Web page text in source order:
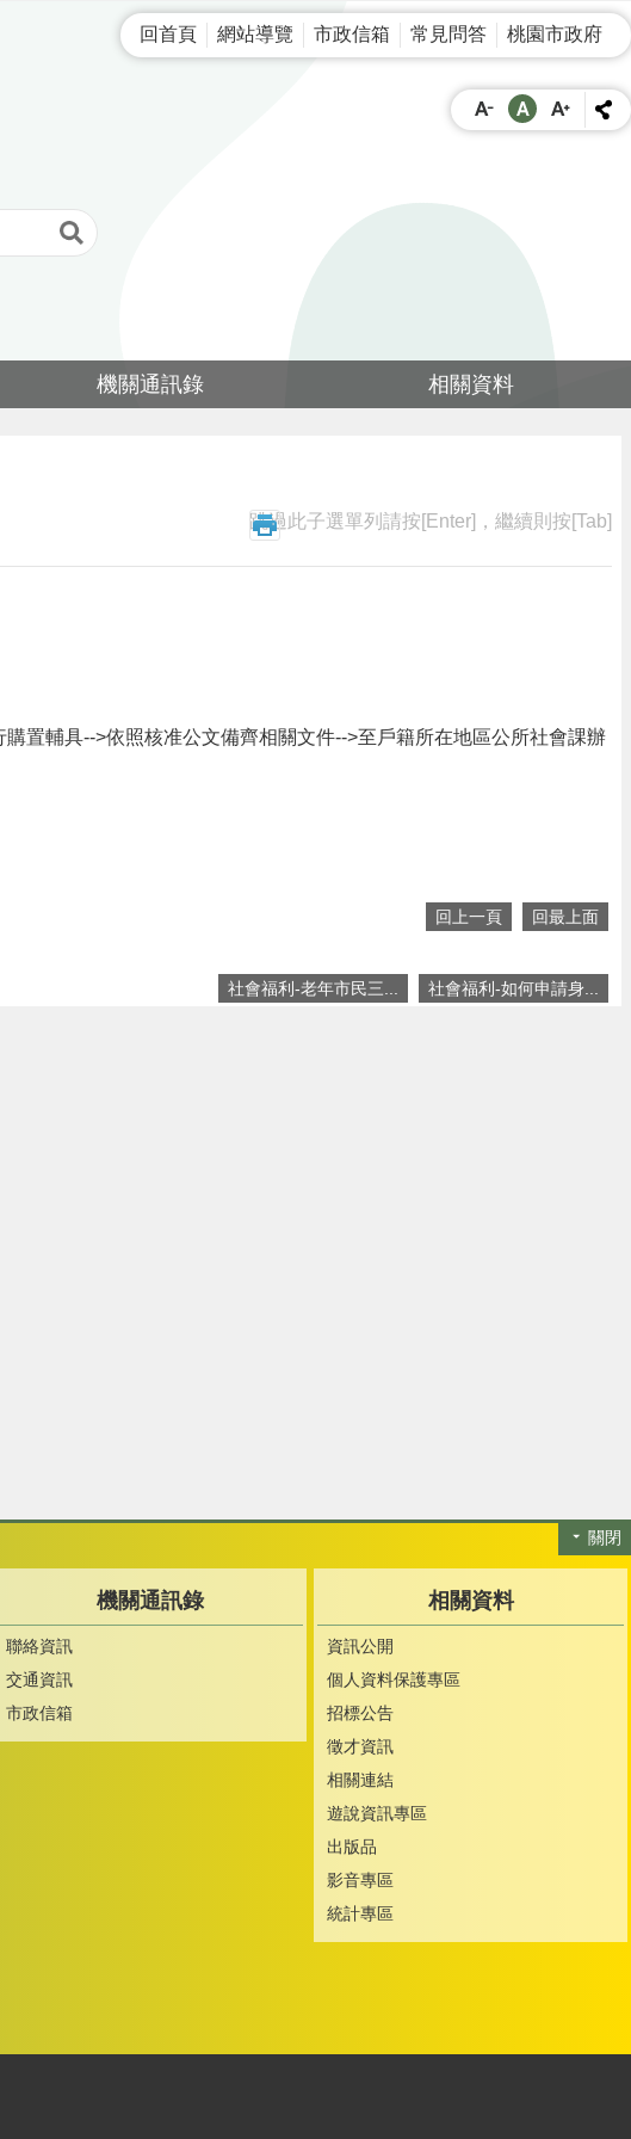
回首頁
網站導覽 市政信箱 常見問答 桃園市政府
機關通訊錄 相關資料
跳過此子選單列請按[Enter]，繼續則按[Tab]
置輔具-->依照核准公文備齊相關文件-->至戶籍所在地區公所社會課辦
回上一頁 回最上面
社會福利-老年市民三... 社會福利-如何申請身...
關閉
機關通訊錄
聯絡資訊
交通資訊
市政信箱
相關資料
資訊公開
個人資料保護專區
招標公告
徵才資訊
相關連結
遊說資訊專區
出版品
影音專區
統計專區